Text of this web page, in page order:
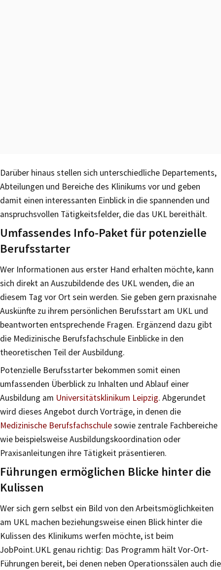
Darüber hinaus stellen sich unterschiedliche Departements,
Abteilungen und Bereiche des Klinikums vor und geben
damit einen interessanten Einblick in die spannenden und
anspruchsvollen Tätigkeitsfelder, die das UKL bereithält.
Umfassendes Info-Paket für potenzielle
Berufsstarter
Wer Informationen aus erster Hand erhalten möchte, kann
sich direkt an Auszubildende des UKL wenden, die an
diesem Tag vor Ort sein werden. Sie geben gern praxisnahe
Auskünfte zu ihrem persönlichen Berufsstart am UKL und
beantworten entsprechende Fragen. Ergänzend dazu gibt
die Medizinische Berufsfachschule Einblicke in den
theoretischen Teil der Ausbildung.
Potenzielle Berufsstarter bekommen somit einen
umfassenden Überblick zu Inhalten und Ablauf einer
Ausbildung am Universitätsklinikum Leipzig. Abgerundet
wird dieses Angebot durch Vorträge, in denen die
Medizinische Berufsfachschulesowie zentrale Fachbereiche
wie beispielsweise Ausbildungskoordination oder
Praxisanleitungen ihre Tätigkeit präsentieren.
Führungen ermöglichen Blicke hinter die
Kulissen
Wer sich gern selbst ein Bild von den Arbeitsmöglichkeiten
am UKL machen beziehungsweise einen Blick hinter die
Kulissen des Klinikums werfen möchte, ist beim
JobPoint.UKL genau richtig: Das Programm hält Vor-Ort-
Führungen bereit, bei denen neben Operationssälen auch die